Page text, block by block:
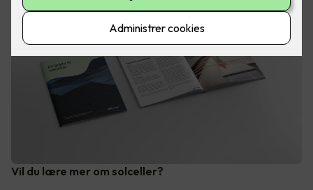
Vil du lære mer om solceller?